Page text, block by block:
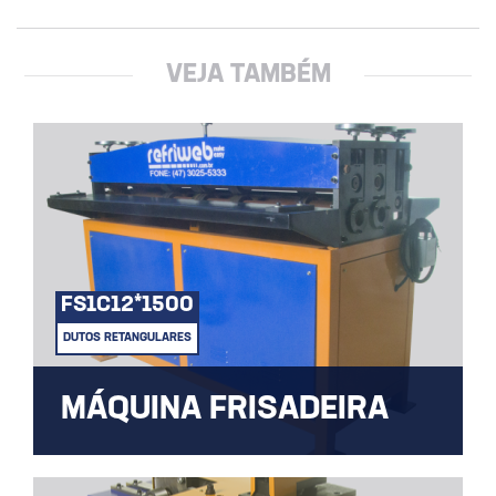
VEJA TAMBÉM
FS1C12*1500
DUTOS RETANGULARES
MÁQUINA FRISADEIRA
material ou produto final.